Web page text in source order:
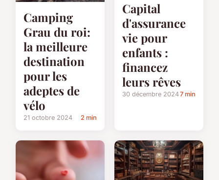
Camping
Grau du roi:
la meilleure
destination
pour les
adeptes de
vélo
21 octobre 2024 2 min
Capital
d'assurance
vie pour
enfants :
financez
leurs rêves
30 décembre 20247 min